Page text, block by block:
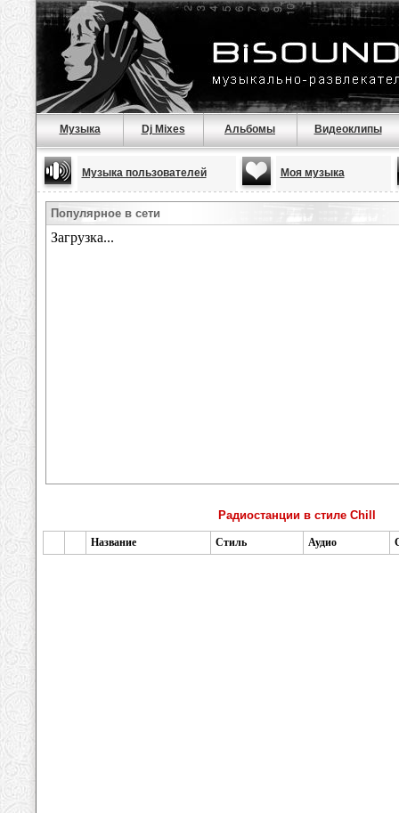
Музыка Dj Mixes Альбомы Видеоклипы
Музыка пользователей Моя музыка
Популярное в сети
Радиостанции в стиле Chill
Название Стиль Аудио